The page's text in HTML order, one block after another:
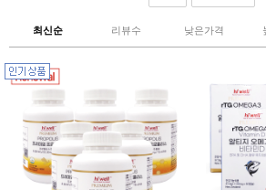
최신순 리뷰수 낮은가격